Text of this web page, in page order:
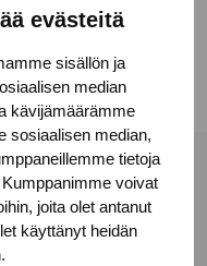
evästeitä
sisällön ja
median
kävijämäärämme
sosiaalisen median,
tietoja
voivat
joita olet antanut
käyttänyt heidän